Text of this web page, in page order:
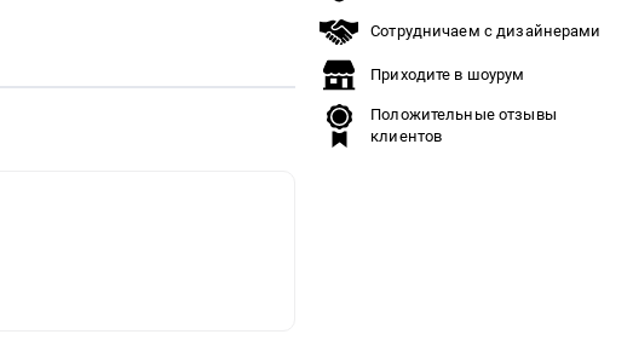
Сотрудничаем с дизайнерами
Приходите в шоурум
Положительные отзывы
клиентов